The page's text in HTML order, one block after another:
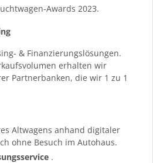
Awards 2023.
& Finanzierungslösungen.
erhalten wir
Partnerbanken, die wir 1 zu 1
Altwagens anhand digitaler
ohne Besuch im Autohaus.
.